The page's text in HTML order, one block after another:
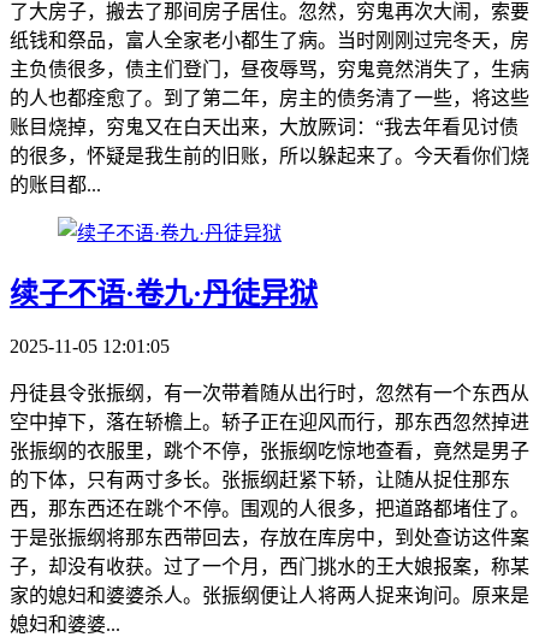
了大房子，搬去了那间房子居住。忽然，穷鬼再次大闹，索要
纸钱和祭品，富人全家老小都生了病。当时刚刚过完冬天，房
主负债很多，债主们登门，昼夜辱骂，穷鬼竟然消失了，生病
的人也都痊愈了。到了第二年，房主的债务清了一些，将这些
账目烧掉，穷鬼又在白天出来，大放厥词：“我去年看见讨债
的很多，怀疑是我生前的旧账，所以躲起来了。今天看你们烧
的账目都...
续子不语·卷九·丹徒异狱
2025-11-05 12:01:05
丹徒县令张振纲，有一次带着随从出行时，忽然有一个东西从
空中掉下，落在轿檐上。轿子正在迎风而行，那东西忽然掉进
张振纲的衣服里，跳个不停，张振纲吃惊地查看，竟然是男子
的下体，只有两寸多长。张振纲赶紧下轿，让随从捉住那东
西，那东西还在跳个不停。围观的人很多，把道路都堵住了。
于是张振纲将那东西带回去，存放在库房中，到处查访这件案
子，却没有收获。过了一个月，西门挑水的王大娘报案，称某
家的媳妇和婆婆杀人。张振纲便让人将两人捉来询问。原来是
媳妇和婆婆...